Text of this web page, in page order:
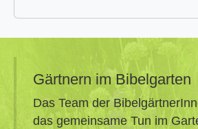
Gärtnern im Bibelgarten
Das Team der
das gemeinsame Tun im